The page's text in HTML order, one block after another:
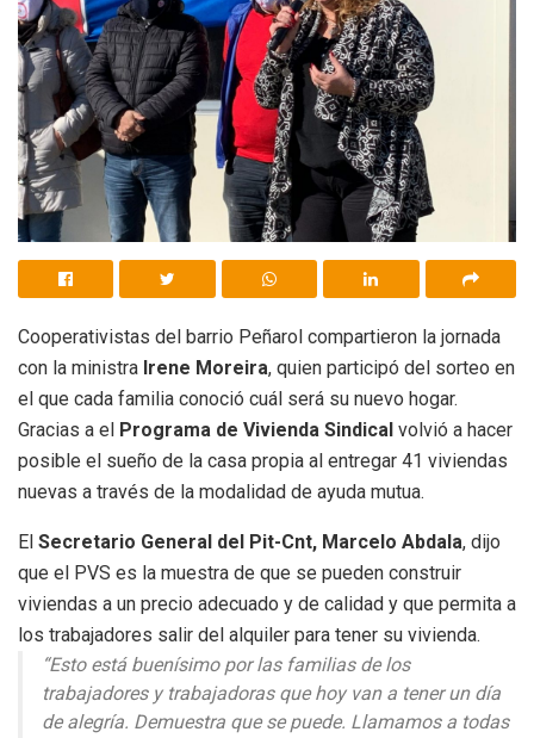
Cooperativistas del barrio Peñarol compartieron la jornada
con la ministra Irene Moreira, quien participó del sorteo en
el que cada familia conoció cuál será su nuevo hogar.
Gracias a el
Programa de Vivienda Sindical volvió a hacer
posible el sueño de la casa propia al entregar 41 viviendas
nuevas a través de la modalidad de ayuda mutua.
El Secretario General del Pit-Cnt, Marcelo Abdala, dijo
que el PVS es la muestra de que se pueden construir
viviendas a un precio adecuado y de calidad y que permita a
los trabajadores salir del alquiler para tener su vivienda.
“Esto está buenísimo por las familias de los
trabajadores y trabajadoras que hoy van a tener un día
de alegría. Demuestra que se puede. Llamamos a todas